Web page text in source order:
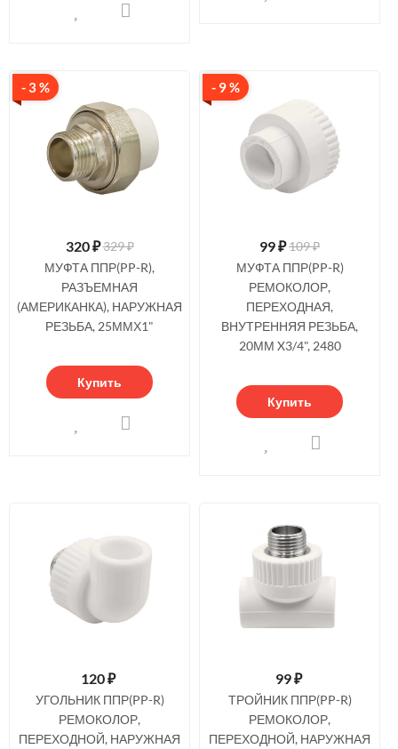
- 3 %
320₽329 ₽
МУФТА ППР(PP-R),
РАЗЪЕМНАЯ
(АМЕРИКАНКА), НАРУЖНАЯ
РЕЗЬБА, 25ММХ1"
Купить
- 9 %
99₽109 ₽
МУФТА ППР(PP-R)
РЕМОКОЛОР,
ПЕРЕХОДНАЯ,
ВНУТРЕННЯЯ РЕЗЬБА,
20ММ X3/4", 2480
Купить
120₽
УГОЛЬНИК ППР(PP-R)
РЕМОКОЛОР,
ПЕРЕХОДНОЙ, НАРУЖНАЯ
99₽
ТРОЙНИК ППР(PP-R)
РЕМОКОЛОР,
ПЕРЕХОДНОЙ, НАРУЖНАЯ